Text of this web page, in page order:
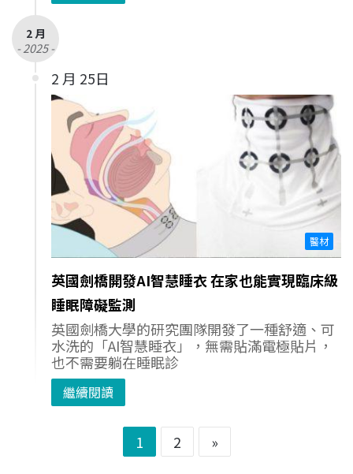
2 月
- 2025 -
2 月 25日
醫材
英國劍橋開發AI智慧睡衣 在家也能實現臨床級
睡眠障礙監測
英國劍橋大學的研究團隊開發了一種舒適、可
水洗的「AI智慧睡衣」，無需貼滿電極貼片，
也不需要躺在睡眠診
繼續閱讀
1 2 »